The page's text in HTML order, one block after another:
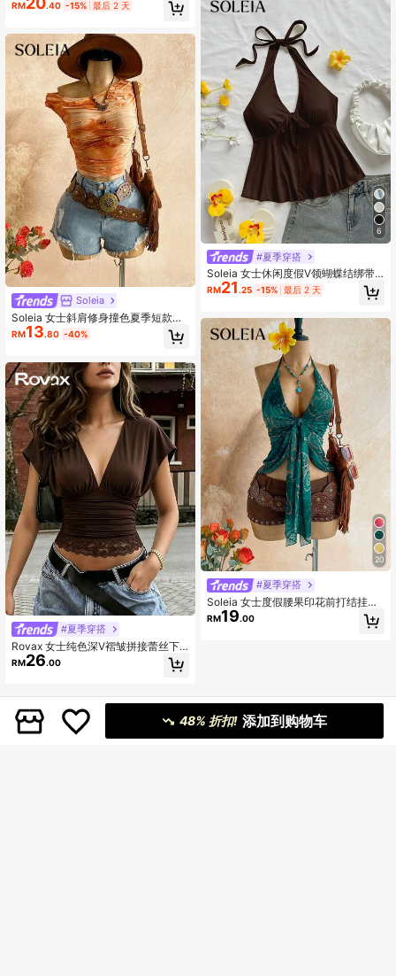
RM .40 -15% 最后 2 天
Soleia
Soleia 女士斜肩修身撞色夏季短款时
尚上衣
RM13.80 -40%
#夏季穿搭
Rovax 女士纯色深V褶皱拼接蕾丝下
摆时尚上衣
RM26.00
6
#夏季穿搭
Soleia 女士休闲度假V领蝴蝶结绑带
挂脖绑带露背babydoll上衣是恶化度
RM21.25 -15% 最后 2 天
20
#夏季穿搭
Soleia 女士度假腰果印花前打结挂脖
背心
RM19.00
48% 折扣! 添加到购物车